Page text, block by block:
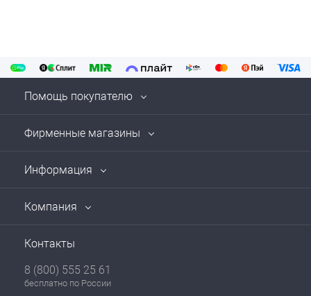
Помощь покупателю
Фирменные магазины
Информация
Компания
Контакты
8 (800) 555 25 61
бесплатно по России